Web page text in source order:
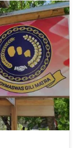
aux
de s’arrêter
toujours
prévu
date de
: il est
– Gili